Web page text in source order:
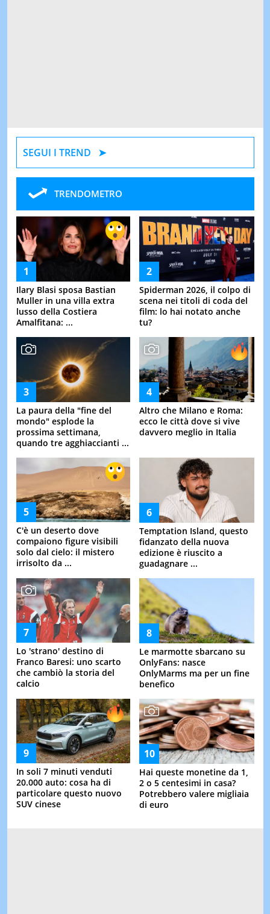
SEGUI I TREND
TRENDOMETRO
Ilary Blasi sposa Bastian
Muller in una villa extra
lusso della Costiera
Amalfitana: ...
Spiderman 2026, il colpo di
scena nei titoli di coda del
film: lo hai notato anche
tu?
La paura della "fine del
mondo" esplode la
prossima settimana,
quando tre agghiaccianti ...
Altro che Milano e Roma:
ecco le città dove si vive
davvero meglio in Italia
C'è un deserto dove
compaiono figure visibili
solo dal cielo: il mistero
irrisolto da ...
Temptation Island, questo
fidanzato della nuova
edizione è riuscito a
guadagnare ...
Lo 'strano' destino di
Franco Baresi: uno scarto
che cambiò la storia del
calcio
Le marmotte sbarcano su
OnlyFans: nasce
OnlyMarms ma per un fine
benefico
In soli 7 minuti venduti
20.000 auto: cosa ha di
particolare questo nuovo
SUV cinese
Hai queste monetine da 1,
2 o 5 centesimi in casa?
Potrebbero valere migliaia
di euro